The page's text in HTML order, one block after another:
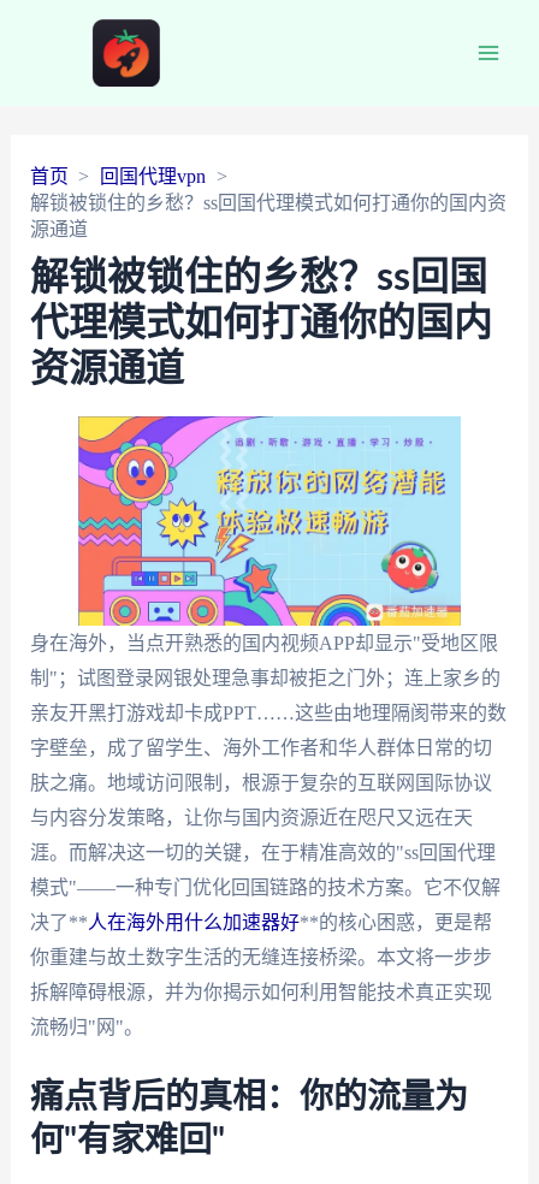
首页
回国代理vpn
解锁被锁住的乡愁？ss回国代理模式如何打通你的国内资
源通道
解锁被锁住的乡愁？ss回国
代理模式如何打通你的国内
资源通道
身在海外，当点开熟悉的国内视频APP却显示"受地区限
制"；试图登录网银处理急事却被拒之门外；连上家乡的
亲友开黑打游戏却卡成PPT……这些由地理隔阂带来的数
字壁垒，成了留学生、海外工作者和华人群体日常的切
肤之痛。地域访问限制，根源于复杂的互联网国际协议
与内容分发策略，让你与国内资源近在咫尺又远在天
涯。而解决这一切的关键，在于精准高效的"ss回国代理
模式"——一种专门优化回国链路的技术方案。它不仅解
决了**人在海外用什么加速器好**的核心困惑，更是帮
你重建与故土数字生活的无缝连接桥梁。本文将一步步
拆解障碍根源，并为你揭示如何利用智能技术真正实现
流畅归"网"。
痛点背后的真相：你的流量为
何"有家难回"